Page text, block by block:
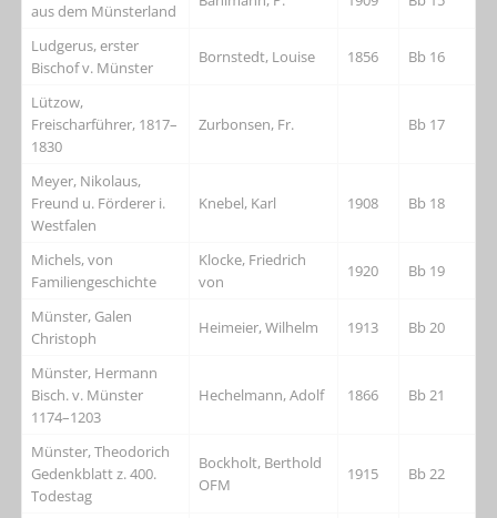
aus dem Münsterland
Ludgerus, erster
Bischof v. Münster
Bornstedt, Louise 1856 Bb 16
Lützow,
Freischarführer, 1817–
1830
Zurbonsen, Fr. Bb 17
Meyer, Nikolaus,
Freund u. Förderer i.
Westfalen
Knebel, Karl 1908 Bb 18
Michels, von
Familiengeschichte
Klocke, Friedrich
von
1920 Bb 19
Münster, Galen
Christoph
Heimeier, Wilhelm 1913 Bb 20
Münster, Hermann
Bisch. v. Münster
1174–1203
Hechelmann, Adolf 1866 Bb 21
Münster, Theodorich
Gedenkblatt z. 400.
Todestag
Bockholt, Berthold
OFM
1915 Bb 22